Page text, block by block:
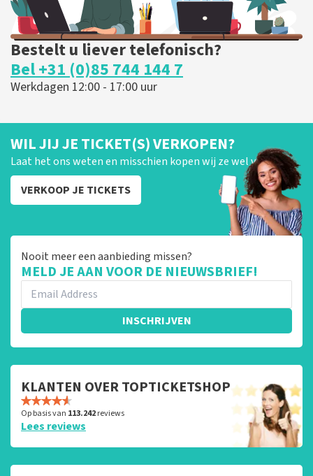
Bestelt u liever telefonisch?
Bel +31 (0)85 744 144 7
Werkdagen 12:00 - 17:00 uur
WIL JIJ JE TICKET(S) VERKOPEN?
Laat het ons weten en misschien kopen wij ze wel van je!
VERKOOP JE TICKETS
Nooit meer een aanbieding missen?
MELD JE AAN VOOR DE NIEUWSBRIEF!
INSCHRIJVEN
KLANTEN OVER TOPTICKETSHOP
Op basis van 113.242reviews
Lees reviews